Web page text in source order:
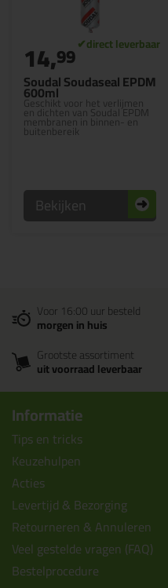
Soudal Soudaseal EPDM
600ml
Geschikt voor het verlijmen
en dichten van Soudal EPDM
membranen in binnen- en
buitenbereik
14,99
Bekijken
Voor 16:00 uur besteld
morgen in huis
Grootste assortiment
uit voorraad leverbaar
Informatie
Tips en tricks
Keuzehulpen
Acties
Levertijd & Bezorging
Retourneren & Annuleren
Veel gestelde vragen (FAQ)
Bestelprocedure